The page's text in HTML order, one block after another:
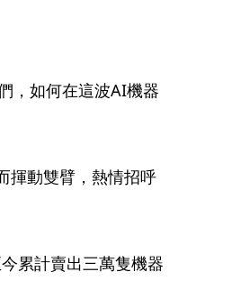
，如何在這波AI機器
揮動雙臂，熱情招呼
累計賣出三萬隻機器